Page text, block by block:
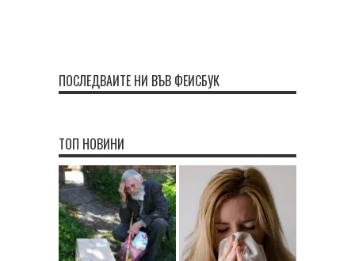
ПОСЛЕДВАЙТЕ НИ ВЪВ ФЕЙСБУК
ТОП НОВИНИ